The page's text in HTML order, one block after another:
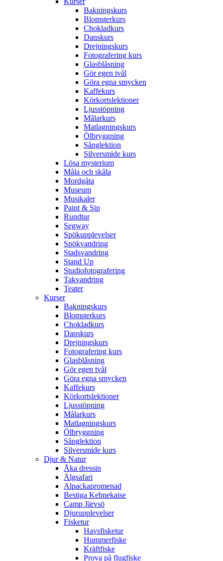
Bakningskurs
Blomsterkurs
Chokladkurs
Danskurs
Drejningskurs
Fotografering kurs
Glasblåsning
Gör egen tvål
Göra egna smycken
Kaffekurs
Körkortslektioner
Ljusstöpning
Målarkurs
Matlagningskurs
Ölbryggning
Sånglektion
Silversmide kurs
Lösa mysterium
Måla och skåla
Mordgåta
Museum
Musikaler
Paint & Sip
Rundtur
Segway
Spökupplevelser
Spökvandring
Stadsvandring
Stand Up
Studiofotografering
Takvandring
Teater
Kurser
Bakningskurs
Blomsterkurs
Chokladkurs
Danskurs
Drejningskurs
Fotografering kurs
Glasblåsning
Gör egen tvål
Göra egna smycken
Kaffekurs
Körkortslektioner
Ljusstöpning
Målarkurs
Matlagningskurs
Ölbryggning
Sånglektion
Silversmide kurs
Djur & Natur
Åka dressin
Älgsafari
Alpackapromenad
Bestiga Kebnekaise
Camp Järvsö
Djurupplevelser
Fisketur
Havsfisketur
Hummerfiske
Kräftfiske
Prova på flugfiske